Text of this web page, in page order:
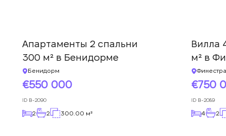
Апартаменты 2 спальни
300 м² в Бенидорме
Бенидорм
550 000
ID B-2090
2 2 300.00 м²
Вилла
м² в
750
ID B-2089
4 2